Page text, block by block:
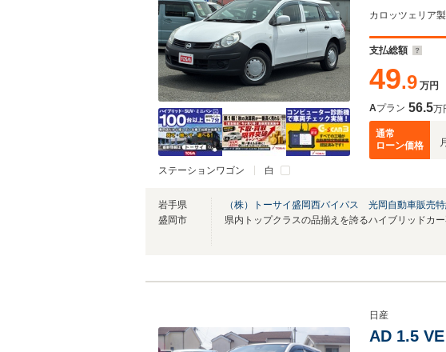
ステーションワゴン 白
カロッツェリ
支払総額
49.9 万円
Aプラン 56.5万
通常
ローン価格
岩手県
盛岡市
（株）トーサイ盛岡西バイパス 光岡自動車販売
日産
AD 1.5